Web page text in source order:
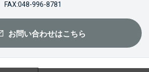
996-8781
お問い合わせはこちら